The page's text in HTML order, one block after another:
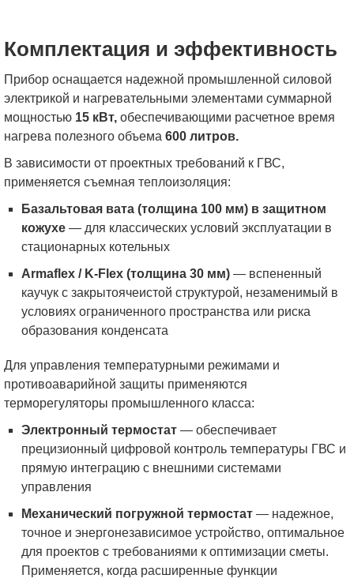
Комплектация и эффективность
Прибор оснащается надежной промышленной силовой
электрикой и нагревательными элементами суммарной
мощностью 15 кВт, обеспечивающими расчетное время
нагрева полезного объема 600 литров.
В зависимости от проектных требований к ГВС,
применяется съемная теплоизоляция:
Базальтовая вата (толщина 100 мм) в защитном
кожухе— для классических условий эксплуатации в
стационарных котельных
Armaflex / K-Flex (толщина 30 мм)— вспененный
каучук с закрытоячеистой структурой, незаменимый в
условиях ограниченного пространства или риска
образования конденсата
Для управления температурными режимами и
противоаварийной защиты применяются
терморегуляторы промышленного класса:
Электронный термостат— обеспечивает
прецизионный цифровой контроль температуры ГВС и
прямую интеграцию с внешними системами
управления
Механический погружной термостат— надежное,
точное и энергонезависимое устройство, оптимальное
для проектов с требованиями к оптимизации сметы.
Применяется, когда расширенные функции